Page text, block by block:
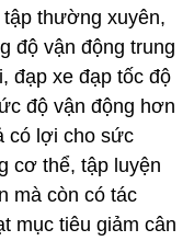
thường xuyên,
độ vận động trung
đạp xe đạp tốc độ
độ vận động hơn
có lợi cho sức
cơ thể, tập luyện
mà còn có tác
mục tiêu giảm cân